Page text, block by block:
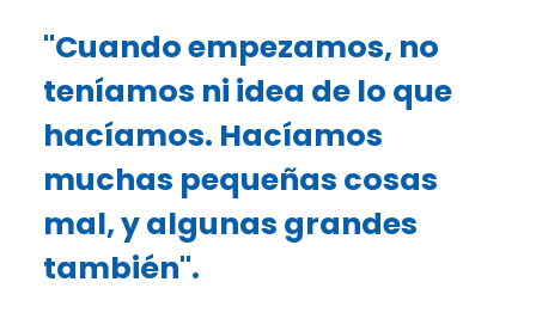
"Cuando empezamos, no
teníamos ni idea de lo que
hacíamos. Hacíamos
muchas pequeñas cosas
mal, y algunas grandes
también".